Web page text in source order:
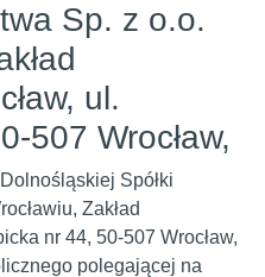
Sp. z o.o.
ul.
507 Wrocław,
Spółki
Zakład
nr 44, 50-507 Wrocław,
polegającej na